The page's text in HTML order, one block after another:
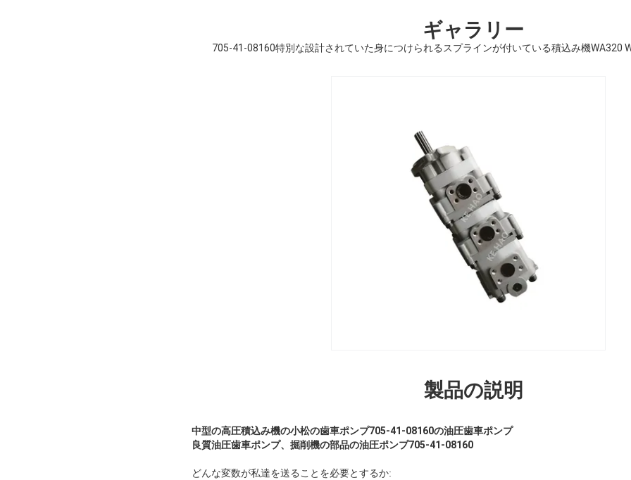
ギャラリー
705-41-08160特別な設計されていた身につけられるスプラインが付いている積込み機WA320
製品の説明
中型の高圧積込み機の小松の歯車ポンプ705-41-08160の油圧歯車ポンプ
良質油圧歯車ポンプ、掘削機の部品の油圧ポンプ705-41-08160
どんな変数が私達を送ることを必要とするか: